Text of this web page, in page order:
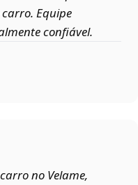
Equipe
confiável.
no Velame,